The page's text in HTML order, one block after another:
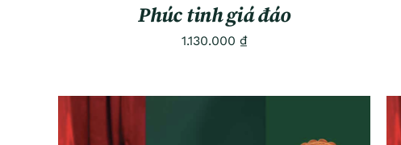
Phúc tinh giá đáo
1.130.000 ₫